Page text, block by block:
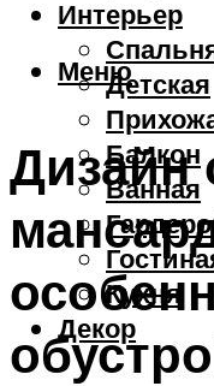
Интерьер
Детская
Балкон
Ванная
Кухня
Декор
Меню
Дизайн